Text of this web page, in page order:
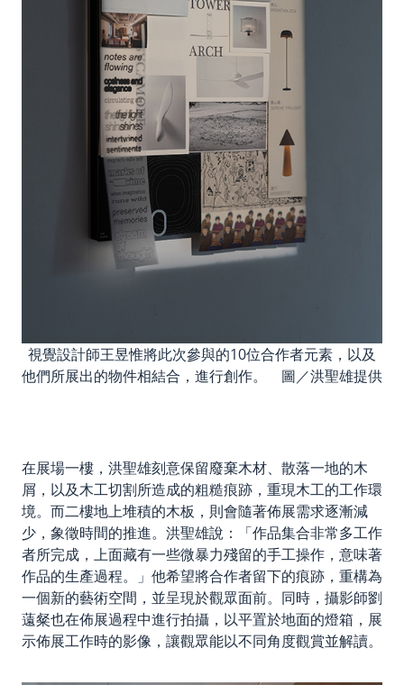
視覺設計師王昱惟將此次參與的10位合作者元素，以及
他們所展出的物件相結合，進行創作。 圖／洪聖雄提供
在展場一樓，洪聖雄刻意保留廢棄木材、散落一地的木
屑，以及木工切割所造成的粗糙痕跡，重現木工的工作環
境。而二樓地上堆積的木板，則會隨著佈展需求逐漸減
少，象徵時間的推進。洪聖雄說：「作品集合非常多工作
者所完成，上面藏有一些微暴力殘留的手工操作，意味著
作品的生產過程。」他希望將合作者留下的痕跡，重構為
一個新的藝術空間，並呈現於觀眾面前。同時，攝影師劉
薳粲也在佈展過程中進行拍攝，以平置於地面的燈箱，展
示佈展工作時的影像，讓觀眾能以不同角度觀賞並解讀。